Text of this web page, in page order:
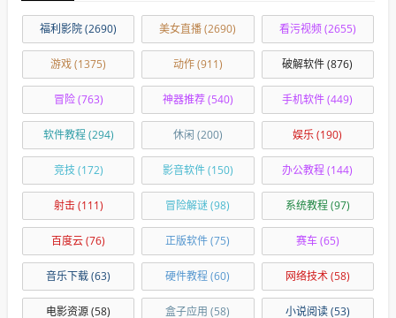
福利影院(2690) 美女直播(2690) 看污视频(2655)
游戏(1375) 动作(911) 破解软件(876)
冒险(763) 神器推荐(540) 手机软件(449)
软件教程(294) 休闲 (200) 娱乐(190)
竞技 (172) 影音软件(150) 办公教程(144)
射击(111) 冒险解谜(98) 系统教程(97)
百度云(76) 正版软件(75) 赛车(65)
音乐下载(63) 硬件教程(60) 网络技术(58)
电影资源(58) 盒子应用 (58) 小说阅读(53)